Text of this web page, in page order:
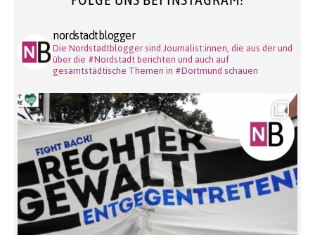
nordstadtblogger
Die Nordstadtblogger sind Journalist:innen, die aus der und
über die #Nordstadt berichten und auch auf
gesamtstädtische Themen in #Dortmund schauen